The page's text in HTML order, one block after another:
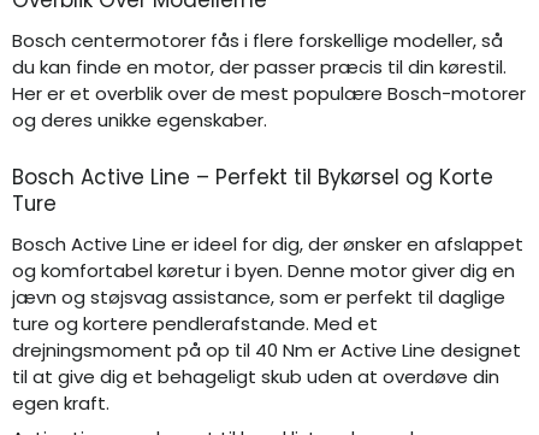
Bosch centermotorer fås i flere forskellige modeller, så
du kan finde en motor, der passer præcis til din kørestil.
Her er et overblik over de mest populære Bosch-motorer
og deres unikke egenskaber.
Bosch Active Line – Perfekt til Bykørsel og Korte
Ture
Bosch Active Line er ideel for dig, der ønsker en afslappet
og komfortabel køretur i byen. Denne motor giver dig en
jævn og støjsvag assistance, som er perfekt til daglige
ture og kortere pendlerafstande. Med et
drejningsmoment på op til 40 Nm er Active Line designet
til at give dig et behageligt skub uden at overdøve din
egen kraft.